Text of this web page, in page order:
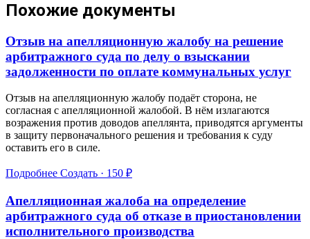
Похожие документы
Отзыв на апелляционную жалобу на решение
арбитражного суда по делу о взыскании
задолженности по оплате коммунальных услуг
Отзыв на апелляционную жалобу подаёт сторона, не
согласная с апелляционной жалобой. В нём излагаются
возражения против доводов апеллянта, приводятся аргументы
в защиту первоначального решения и требования к суду
оставить его в силе.
Подробнее Создать · 150 ₽
Апелляционная жалоба на определение
арбитражного суда об отказе в приостановлении
исполнительного производства